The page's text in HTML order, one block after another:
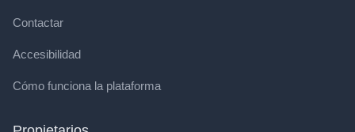
Contactar
Accesibilidad
Cómo funciona la plataforma